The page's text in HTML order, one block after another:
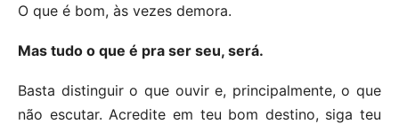
O que é bom, às vezes demora.
Mas tudo o que é pra ser seu, será.
Basta distinguir o que ouvir e, principalmente, o que
não escutar. Acredite em teu bom destino, siga teu